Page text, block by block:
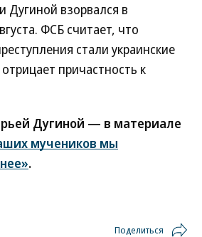
Дугиной взорвался в
ФСБ считает, что
стали украинские
причастность к
Дугиной — в материале
мучеников мы
.
Поделиться